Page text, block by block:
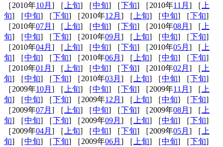
［2010年10月 ] ［上旬] ［中旬] ［ 下旬] ［2010年11月 ] ［上
旬] ［中旬] ［ 下旬] ［2010年12月 ] ［上旬] ［中旬] ［ 下旬]
［2010年07月 ] ［上旬] ［中旬] ［ 下旬] ［2010年08月 ] ［上
旬] ［中旬] ［ 下旬] ［2010年09月 ] ［上旬] ［中旬] ［ 下旬]
［2010年04月 ] ［上旬] ［中旬] ［ 下旬] ［2010年05月 ] ［上
旬] ［中旬] ［ 下旬] ［2010年06月 ] ［上旬] ［中旬] ［ 下旬]
［2010年01月 ] ［上旬] ［中旬] ［ 下旬] ［2010年02月 ] ［上
旬] ［中旬] ［ 下旬] ［2010年03月 ] ［上旬] ［中旬] ［ 下旬]
［2009年10月 ] ［上旬] ［中旬] ［ 下旬] ［2009年11月 ] ［上
旬] ［中旬] ［ 下旬] ［2009年12月 ] ［上旬] ［中旬] ［ 下旬]
［2009年07月 ] ［上旬] ［中旬] ［ 下旬] ［2009年08月 ] ［上
旬] ［中旬] ［ 下旬] ［2009年09月 ] ［上旬] ［中旬] ［ 下旬]
［2009年04月 ] ［上旬] ［中旬] ［ 下旬] ［2009年05月 ] ［上
旬] ［中旬] ［ 下旬] ［2009年06月 ] ［上旬] ［中旬] ［ 下旬]